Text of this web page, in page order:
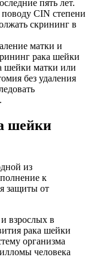
пять лет.
CIN степени
скрининг в
матки и
рака шейки
шейки матки или
без удаления
шейки
из
к
защиты от
взрослых в
рака шейки
организма
человека